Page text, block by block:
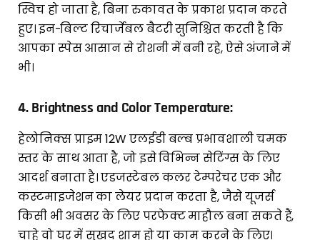
स्विच हो जाता है, बिना रुकावत के प्रकाश प्रदान करते
हुए। इन-बिल्ट रिचार्जेबल बैटरी सुनिश्चित करती है कि
आपका स्पेस आसान से रोशनी में बनी रहे, ऐसे अंजाने में
भी।
4.Brightness and Color Temperature:
हेलोनिक्स प्राइम 12W एलईडी बल्ब प्रभावशाली चमक
स्तर के साथ आता है, जो इसे विभिन्न सेटिंग्स के लिए
आदर्श बनाता है। एडजस्टेबल कलर टेम्परेचर एक और
कस्टमाइजेशन का लेयर प्रदान करता है, जैसे यूजर्स
किसी भी अवसर के लिए परफेक्ट माहौल बना सकते हैं,
चाहे वो घर में सुखद शाम हो या काम करने के लिए।